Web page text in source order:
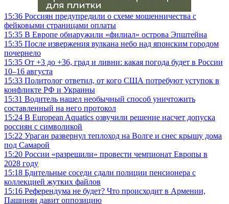
15:36 Россиян предупредили о схеме мошенничества с
фейковыми страницами оплаты
15:35 В Европе обнаружили «филиал» острова Эпштейна
15:35 После извержения вулкана небо над японским городом
почернело
15:35 От +3 до +36, град и ливни: какая погода будет в России
10–16 августа
15:33 Политолог ответил, от кого США потребуют уступок в
конфликте РФ и Украины
15:31 Водитель нашел необычный способ уничтожить
составленный на него протокол
15:24 В European Aquatics озвучили решение насчет допуска
россиян с символикой
15:22 Ураган развернул теплоход на Волге и снес крышу дома
под Самарой
15:20 России «разрешили» провести чемпионат Европы в
2028 году
15:18 Бдительные соседи сдали полиции пенсионера с
коллекцией жутких файлов
15:16 Референдума не будет? Что происходит в Армении,
Пашинян давит оппозицию